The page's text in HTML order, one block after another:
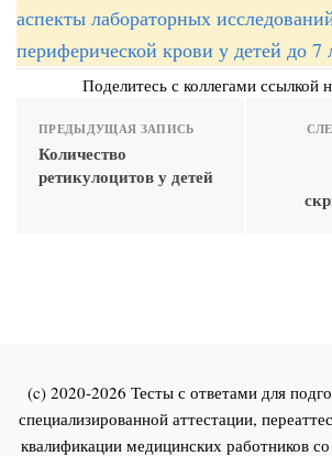
аспекты лабораторных
периферической крови у детей до 7
Поделитесь с коллегами ссылкой
ПРЕДЫДУЩАЯ ЗАПИСЬ
Количество
ретикулоцитов у детей
(c) 2020-2026 Тесты с ответами для
специализированной аттестации,
квалификации медицинских работников